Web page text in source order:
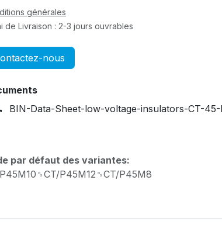
générales
de Livraison : 2-3 jours ouvrables
nous
BIN-Data-Sheet-low-voltage-insulators-CT-45-
par défaut des variantes:
P45M12␞CT/P45M8